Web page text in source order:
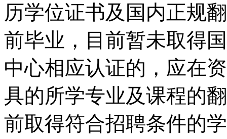
历学位证书及国内正规
前毕业，目前暂未取得
中心相应认证的，应在
具的所学专业及课程的
前取得符合招聘条件的